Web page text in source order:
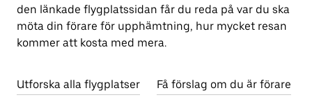
den länkade flygplatssidan får du reda på var du ska
möta din förare för upphämtning, hur mycket resan
kommer att kosta med mera.
Utforska alla flygplatser Få förslag om du är förare